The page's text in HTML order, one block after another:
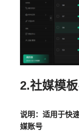
2.社媒模
说明：适用于快
媒账号